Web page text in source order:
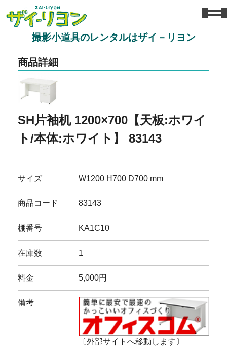
撮影小道具のレンタルはザイ－リヨン
商品詳細
SH片袖机 1200×700【天板:ホワイ
ト/本体:ホワイト】 83143
サイズ W1200 H700 D700 mm
商品コード 83143
棚番号 KA1C10
在庫数 1
料金 5,000円
備考
〔外部サイトへ移動します〕